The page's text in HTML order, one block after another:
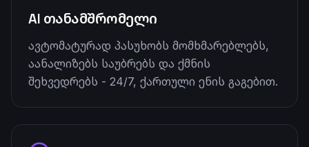
AI თანამშრომელი
ავტომატურად პასუხობს მომხმარებლებს,
აანალიზებს საუბრებს და ქმნის
შეხვედრებს - 24/7, ქართული ენის გაგებით.